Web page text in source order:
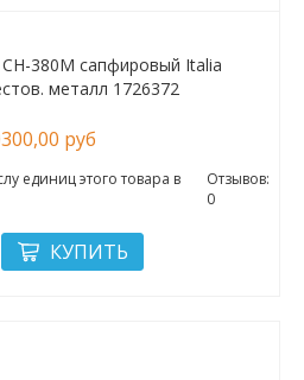
380M сапфировый Italia
металл 1726372
руб
единиц этого товара в
Отзывов:
0